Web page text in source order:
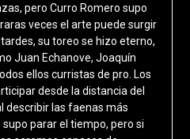
pero Curro Romero supo
veces el arte puede surgir
su toreo se hizo eterno,
Juan Echanove, Joaquín
ellos curristas de pro. Los
desde la distancia del
describir las faenas más
parar el tiempo, pero si